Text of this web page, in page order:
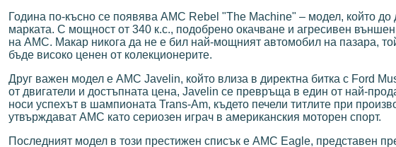
Година по-късно се появява AMC Rebel "The Machine" – модел, който
марката. С мощност от 340 к.с., подобрено окачване и агресивен
на AMC. Макар никога да не е бил най-мощният автомобил на пазара,
бъде високо ценен от колекционерите.
Друг важен модел е AMC Javelin, който влиза в директна битка с Ford
от двигатели и достъпната цена, Javelin се превръща в един от най-
носи успехът в шампионата Trans-Am, където печели титлите при
утвърждават AMC като сериозен играч в американския моторен спорт.
Последният модел в този престижен списък е AMC Eagle, представен